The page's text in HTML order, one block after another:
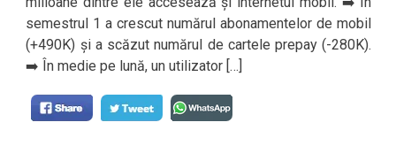
semestrul 1 a crescut numărul abonamentelor de mobil
(+490K) și a scăzut numărul de cartele prepay (-280K).
➡️ În medie pe lună, un utilizator […]